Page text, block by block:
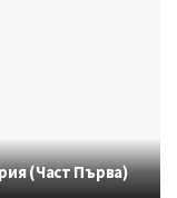
(Част Първа)